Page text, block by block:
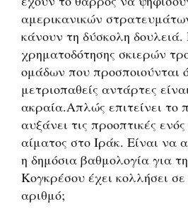
αμερικανικών
κάνουν τη δύσκολη δουλειά.
χρηματοδότησης σκιερών
ομάδων που προσποιούνται
μετριοπαθείς αντάρτες
ακραία.Απλώς επιτείνει το
αυξάνει τις προοπτικές
αίματος στο Ιράκ. Είναι να
η δημόσια βαθμολογία για
Κογκρέσου έχει κολλήσει
αριθμό;